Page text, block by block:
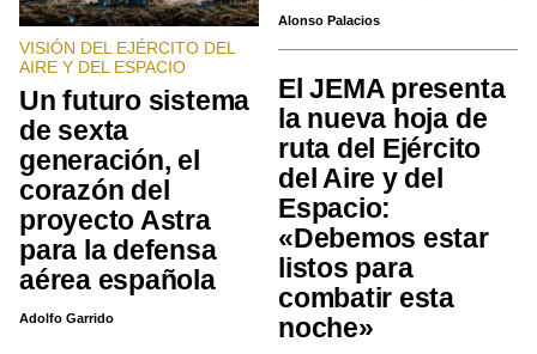
VISIÓN DEL EJÉRCITO DEL
AIRE Y DEL ESPACIO
Un futuro sistema
de sexta
generación, el
corazón del
proyecto Astra
para la defensa
aérea española
Adolfo Garrido
Alonso Palacios
El JEMA presenta
la nueva hoja de
ruta del Ejército
del Aire y del
Espacio:
«Debemos estar
listos para
combatir esta
noche»